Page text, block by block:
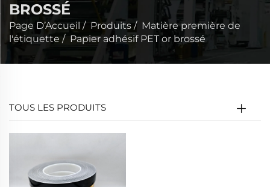
BROSSÉ
Page D’Accueil / Produits / Matière première de
l'étiquette / Papier adhésif PET or brossé
TOUS LES PRODUITS